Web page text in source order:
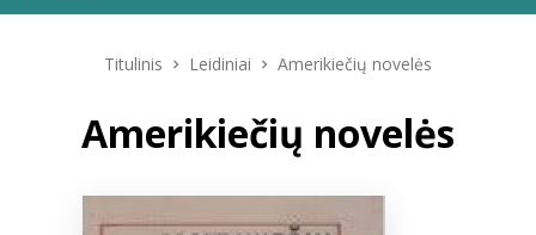
Leidiniai
Titulinis Leidiniai Amerikiečių novelės
Amerikiečių novelės